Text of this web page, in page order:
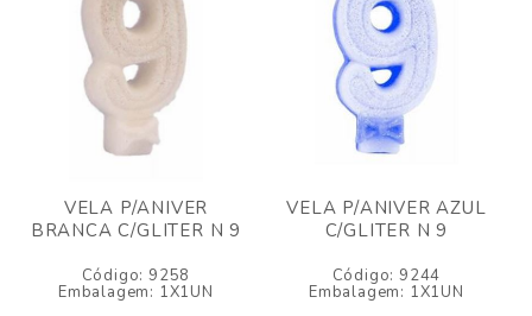
VELA P/ANIVER
BRANCA C/GLITER N 9
Código: 9258
Embalagem: 1X1UN
VELA P/ANIVER AZUL
C/GLITER N 9
Código: 9244
Embalagem: 1X1UN